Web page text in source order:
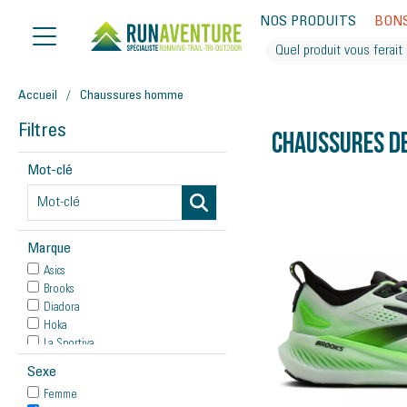
NOS PRODUITS
Accueil Chaussures homme
Filtres
Mot-clé
Marque
Asics
Brooks
Diadora
Hoka
La Sportiva
On Running
Sexe
Femme
Chaussures